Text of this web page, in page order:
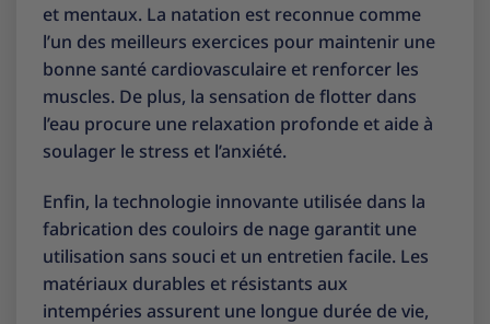
et mentaux. La natation est reconnue comme
l’un des meilleurs exercices pour maintenir une
bonne santé cardiovasculaire et renforcer les
muscles. De plus, la sensation de flotter dans
l’eau procure une relaxation profonde et aide à
soulager le stress et l’anxiété.
Enfin, la technologie innovante utilisée dans la
fabrication des couloirs de nage garantit une
utilisation sans souci et un entretien facile. Les
matériaux durables et résistants aux
intempéries assurent une longue durée de vie,